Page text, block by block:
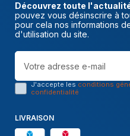
Découvrez toute
pouvez vous désinscrire à
pour cela nos informations
d'utilisation du site.
J'accepte les conditions
confidentialité
LIVRAISON